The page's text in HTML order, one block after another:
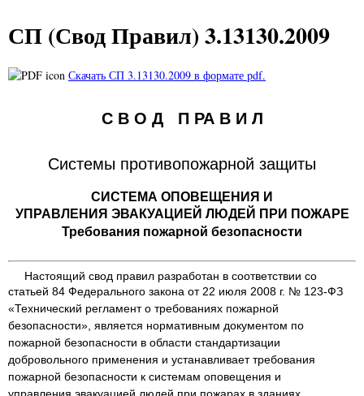
СП (Свод Правил) 3.13130.2009
Скачать СП 3.13130.2009 в формате pdf.
С В О Д П РА В И Л
Системы противопожарной защиты
СИСТЕМА ОПОВЕЩЕНИЯ И
УПРАВЛЕНИЯ ЭВАКУАЦИЕЙ ЛЮДЕЙ ПРИ ПОЖАРЕ
Требования пожарной безопасности
Настоящий свод правил разработан в соответствии со
статьей 84 Федерального закона от 22 июля 2008 г. № 123-ФЗ
«Технический регламент о требованиях пожарной
безопасности», является нормативным документом по
пожарной безопасности в области стандартизации
добровольного применения и устанавливает требования
пожарной безопасности к системам оповещения и
управления эвакуацией людей при пожарах в зданиях,